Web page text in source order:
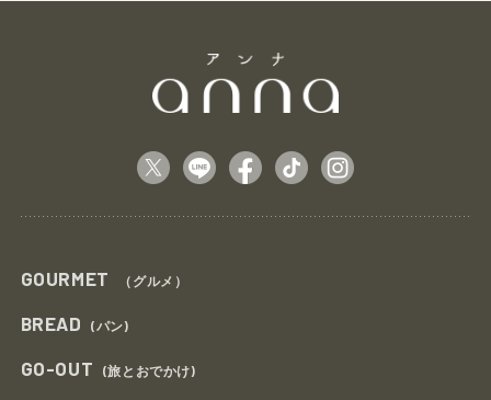
GOURMET （グルメ）
BREAD (パン)
GO-OUT (旅とおでかけ)